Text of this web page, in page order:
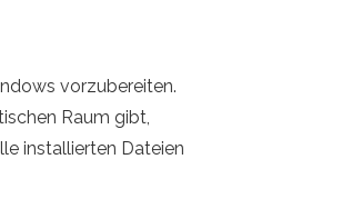
vorzubereiten.
Raum gibt,
installierten Dateien